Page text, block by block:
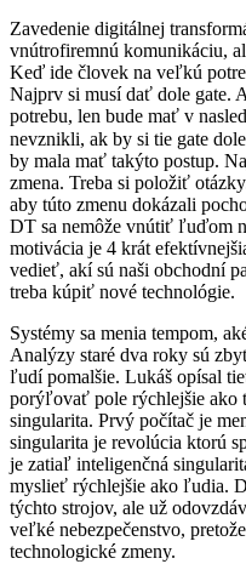
Zavedenie digitálnej
vnútrofiremnú komunikáciu,
Keď ide človek na veľkú
Najprv si musí dať dole gate.
potrebu, len bude mať v
nevznikli, ak by si tie gate
by mala mať takýto postup.
zmena. Treba si položiť
aby túto zmenu dokázali
DT sa nemôže vnútiť ľuďom
motivácia je 4 krát
vedieť, akí sú naši obchodní
treba kúpiť nové technológie.
Systémy sa menia tempom,
Analýzy staré dva roky sú
ľudí pomalšie. Lukáš opísal
porýľovať pole rýchlejšie ako
singularita. Prvý počítač je
singularita je revolúcia ktorú
je zatiaľ inteligenčná
myslieť rýchlejšie ako ľudia.
týchto strojov, ale už
veľké nebezpečenstvo,
technologické zmeny.